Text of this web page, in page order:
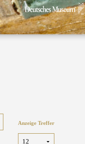
Anzeige Treffer